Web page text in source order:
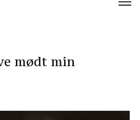
mødt min